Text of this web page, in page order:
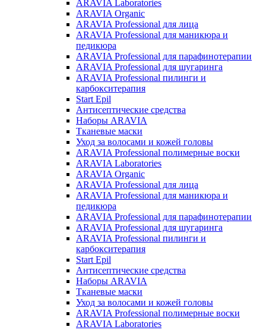
ARAVIA Laboratories
ARAVIA Organic
ARAVIA Professional для лица
ARAVIA Professional для маникюра и
педикюра
ARAVIA Professional для парафинотерапии
ARAVIA Professional для шугаринга
ARAVIA Professional пилинги и
карбокситерапия
Start Epil
Антисептические средства
Наборы ARAVIA
Тканевые маски
Уход за волосами и кожей головы
ARAVIA Professional полимерные воски
ARAVIA Laboratories
ARAVIA Organic
ARAVIA Professional для лица
ARAVIA Professional для маникюра и
педикюра
ARAVIA Professional для парафинотерапии
ARAVIA Professional для шугаринга
ARAVIA Professional пилинги и
карбокситерапия
Start Epil
Антисептические средства
Наборы ARAVIA
Тканевые маски
Уход за волосами и кожей головы
ARAVIA Professional полимерные воски
ARAVIA Laboratories